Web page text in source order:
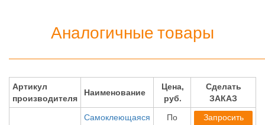
Аналогичные товары
Артикул
производителя
Наименование
Цена,
руб.
Сделать
ЗАКАЗ
Самоклеющаяся
По
Запросить